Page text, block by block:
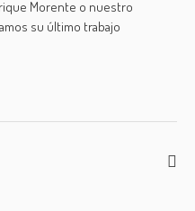
Morente o nuestro
su último trabajo